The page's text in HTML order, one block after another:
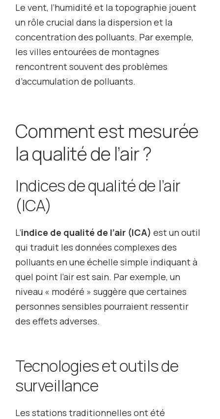
Le vent, l’humidité et la topographie jouent
un rôle crucial dans la dispersion et la
concentration des polluants. Par exemple,
les villes entourées de montagnes
rencontrent souvent des problèmes
d’accumulation de polluants.
Comment est mesurée
la qualité de l’air ?
Indices de qualité de l’air
(ICA)
L’indice de qualité de l’air (ICA) est un outil
qui traduit les données complexes des
polluants en une échelle simple indiquant à
quel point l’air est sain. Par exemple, un
niveau « modéré » suggère que certaines
personnes sensibles pourraient ressentir
des effets adverses.
Tecnologies et outils de
surveillance
Les stations traditionnelles ont été